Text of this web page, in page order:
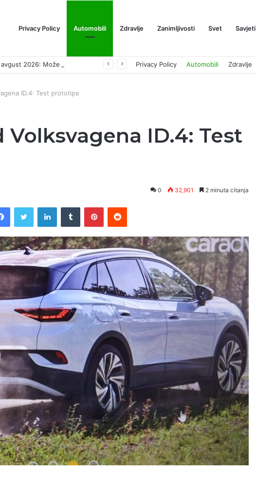
Privacy Policy Automobili Zdravlje Zanimljivosti Svet Savjeti
Privacy Policy Automobili Zdravlje
ID.4: Test prototipa
Volksvagena ID.4: Test
0 32,901 2 minuta citanja
FacebookTwitter LinkedInTumblr PinterestReddit